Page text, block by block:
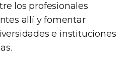
los profesionales
allí y fomentar
e instituciones